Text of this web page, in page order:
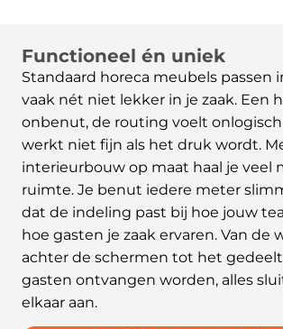
Functioneel én uniek
Standaard horeca meubels passen
vaak nét niet lekker in je zaak. Een
onbenut, de routing voelt
werkt niet fijn als het druk wordt.
interieurbouw op maat haal je veel
ruimte. Je benut iedere meter
dat de indeling past bij hoe jouw
hoe gasten je zaak ervaren. Van de
achter de schermen tot het
gasten ontvangen worden, alles
elkaar aan.